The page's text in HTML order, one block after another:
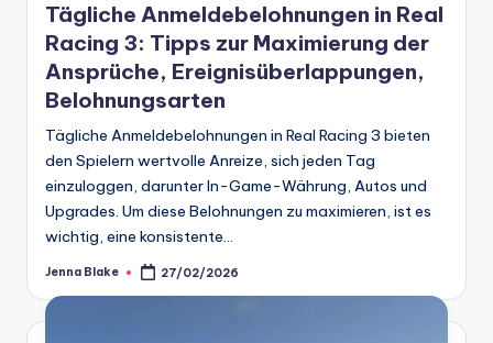
Tägliche Anmeldebelohnungen in Real
Racing 3: Tipps zur Maximierung der
Ansprüche, Ereignisüberlappungen,
Belohnungsarten
Tägliche Anmeldebelohnungen in Real Racing 3 bieten
den Spielern wertvolle Anreize, sich jeden Tag
einzuloggen, darunter In-Game-Währung, Autos und
Upgrades. Um diese Belohnungen zu maximieren, ist es
wichtig, eine konsistente…
Posted
Jenna Blake 27/02/2026